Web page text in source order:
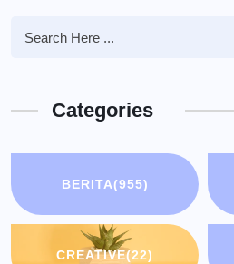
Categories
BERITA(955)
CREATIVE(22)